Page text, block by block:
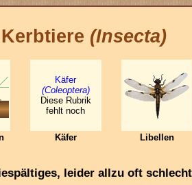
(Insecta)
Käfer
(Coleoptera)
Diese Rubrik
fehlt noch
Käfer Libellen
leider allzu oft